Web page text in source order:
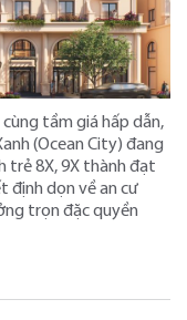
tầm giá hấp dẫn,
(Ocean City) đang
trẻ 8X, 9X thành đạt
định dọn về an cư
trọn đặc quyền